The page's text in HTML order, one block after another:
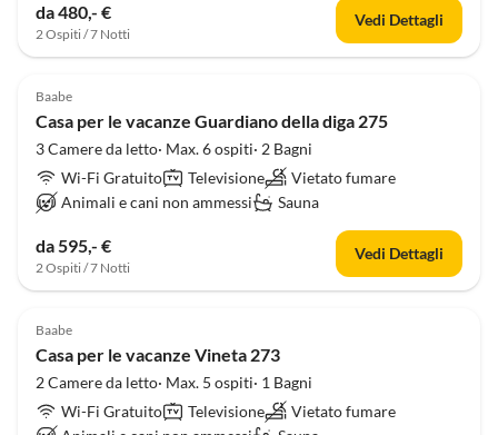
da 480,- €
2 Ospiti / 7 Notti
Vedi Dettagli
Baabe
Casa per le vacanze Guardiano della diga 275
3 Camere da letto· Max. 6 ospiti· 2 Bagni
Wi-Fi Gratuito
Televisione
Vietato fumare
Animali e cani non ammessi
Sauna
da 595,- €
2 Ospiti / 7 Notti
Vedi Dettagli
Baabe
Casa per le vacanze Vineta 273
2 Camere da letto· Max. 5 ospiti· 1 Bagni
Wi-Fi Gratuito
Televisione
Vietato fumare